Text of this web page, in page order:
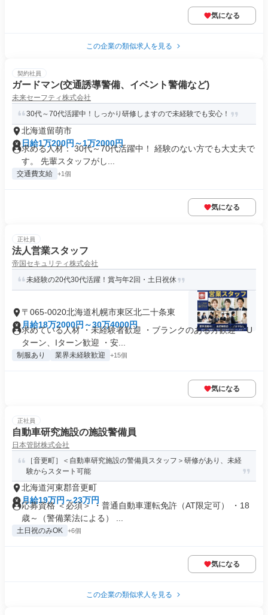
気になる
この企業の類似求人を見る
契約社員
ガードマン(交通誘導警備、イベント警備など)
未来セーフティ株式会社
30代～70代活躍中！しっかり研修しますので未経験でも安心！
北海道留萌市
日給1万200円～1万2000円
求める人材： 30代～70代活躍中！ 経験のない方でも大丈夫で
す。 先輩スタッフがし...
交通費支給 +1個
気になる
正社員
法人営業スタッフ
帝国セキュリティ株式会社
未経験の20代30代活躍！賞与年2回・土日祝休
〒065-0020北海道札幌市東区北二十条東
月給18万2000円～30万4000円
求めている人材 ・未経験者歓迎 ・ブランクのある方歓迎 ・U
ターン、Iターン歓迎 ・安...
制服あり 業界未経験歓迎 +15個
気になる
正社員
自動車研究施設の施設警備員
日本管財株式会社
［音更町］＜自動車研究施設の警備員スタッフ＞研修があり、未経
験からスタート可能
北海道河東郡音更町
月給19万円～23万円
応募資格 ＜必須＞ ・普通自動車運転免許（AT限定可） ・18
歳～（警備業法による） ...
土日祝のみOK +6個
気になる
この企業の類似求人を見る